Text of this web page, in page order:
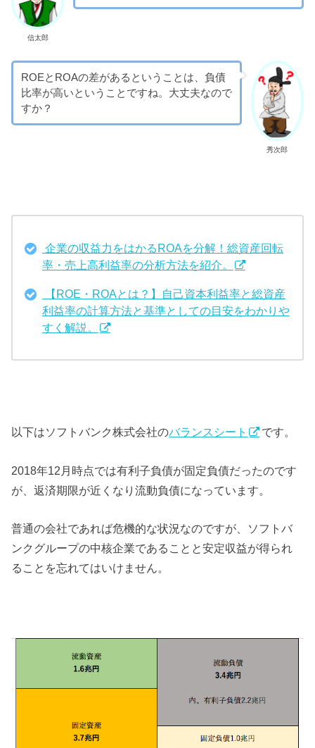
信太郎
秀次郎
ROEとROAの差があるということは、負債
比率が高いということですね。大丈夫なので
すか？
企業の収益力をはかるROAを分解！総資産回転
率・売上高利益率の分析方法を紹介。
【ROE・ROAとは？】自己資本利益率と総資産
利益率の計算方法と基準としての目安をわかりや
すく解説。
以下はソフトバンク株式会社のバランスシート です。
2018年12月時点では有利子負債が固定負債だったのです
が、返済期限が近くなり流動負債になっています。
普通の会社であれば危機的な状況なのですが、ソフトバ
ンクグループの中核企業であることと安定収益が得られ
ることを忘れてはいけません。